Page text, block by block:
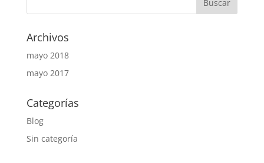
Archivos
mayo 2018
mayo 2017
Categorías
Blog
Sin categoría